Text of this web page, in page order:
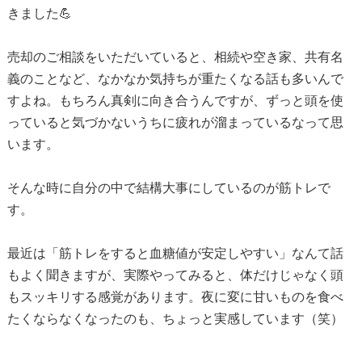
きました💪
売却のご相談をいただいていると、相続や空き家、共有名
義のことなど、なかなか気持ちが重たくなる話も多いんで
すよね。もちろん真剣に向き合うんですが、ずっと頭を使
っていると気づかないうちに疲れが溜まっているなって思
います。
そんな時に自分の中で結構大事にしているのが筋トレで
す。
最近は「筋トレをすると血糖値が安定しやすい」なんて話
もよく聞きますが、実際やってみると、体だけじゃなく頭
もスッキリする感覚があります。夜に変に甘いものを食べ
たくならなくなったのも、ちょっと実感しています（笑）